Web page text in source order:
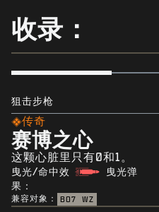
电竞收录：
狙击步枪
传奇
赛博之心
这颗心脏里只有0和1。
曳光/命中效
果：
曳光弹
兼容对象： BO7 WZ